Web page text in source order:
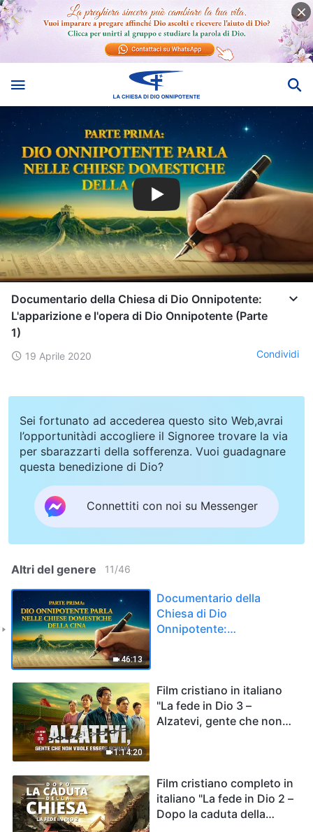
Documentario della Chiesa di Dio Onnipotente:
L'apparizione e l'opera di Dio Onnipotente (Parte
1)
19 Aprile 2020 Condividi
Sei fortunato ad accederea questo sito Web,avrai
l’opportunitàdi accogliere il Signoree trovare la via
per sbarazzarti della sofferenza. Vuoi guadagnare
questa benedizione di Dio?
Connettiti con noi su Messenger
Altri del genere 11/46
46:13
Documentario della
Chiesa di Dio
Onnipotente:
1:14:20
Film cristiano in italiano
"La fede in Dio 3 –
Alzatevi, gente che non
Film cristiano completo in
italiano "La fede in Dio 2 –
Dopo la caduta della